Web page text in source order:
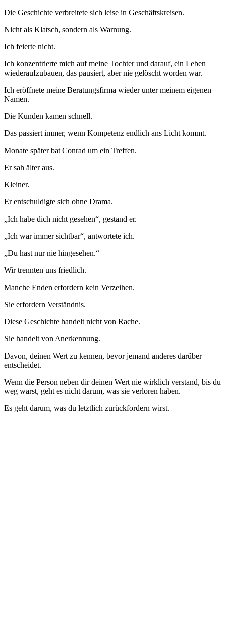
Die Geschichte verbreitete sich leise in Geschäftskreisen.
Nicht als Klatsch, sondern als Warnung.
Ich feierte nicht.
Ich konzentrierte mich auf meine Tochter und darauf, ein Leben
wiederaufzubauen, das pausiert, aber nie gelöscht worden war.
Ich eröffnete meine Beratungsfirma wieder unter meinem eigenen
Namen.
Die Kunden kamen schnell.
Das passiert immer, wenn Kompetenz endlich ans Licht kommt.
Monate später bat Conrad um ein Treffen.
Er sah älter aus.
Kleiner.
Er entschuldigte sich ohne Drama.
„Ich habe dich nicht gesehen“, gestand er.
„Ich war immer sichtbar“, antwortete ich.
„Du hast nur nie hingesehen.“
Wir trennten uns friedlich.
Manche Enden erfordern kein Verzeihen.
Sie erfordern Verständnis.
Diese Geschichte handelt nicht von Rache.
Sie handelt von Anerkennung.
Davon, deinen Wert zu kennen, bevor jemand anderes darüber
entscheidet.
Wenn die Person neben dir deinen Wert nie wirklich verstand, bis du
weg warst, geht es nicht darum, was sie verloren haben.
Es geht darum, was du letztlich zurückfordern wirst.